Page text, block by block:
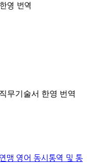
영 번역
무기술서 한영 번역
맹 영어 동시통역 및 통